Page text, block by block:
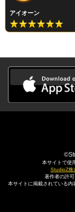
アイオーン
本サイトで使
StudioZ株
著作者の許
本サイトに掲載されている